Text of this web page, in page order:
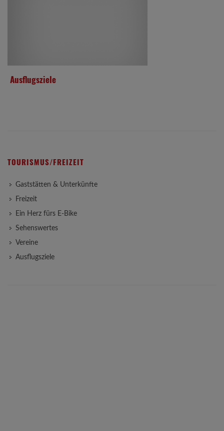
Ausflugsziele
TOURISMUS/FREIZEIT
Gaststätten & Unterkünfte
Freizeit
Ein Herz fürs E-Bike
Sehenswertes
Vereine
Ausflugsziele